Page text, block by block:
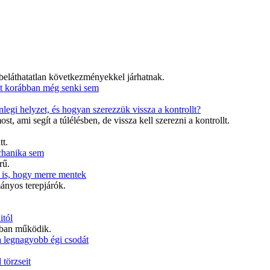
következményekkel járhatnak.
még senki sem
helyzet, és hogyan szerezzük vissza a kontrollt?
ami segít a túlélésben, de vissza kell szerezni a kontrollt.
sem
hogy merre mentek
terepjárók.
működik.
legnagyobb égi csodát
törzseit